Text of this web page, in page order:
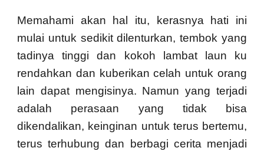
Memahami akan hal itu, kerasnya hati ini
mulai untuk sedikit dilenturkan, tembok yang
tadinya tinggi dan kokoh lambat laun ku
rendahkan dan kuberikan celah untuk orang
lain dapat mengisinya. Namun yang terjadi
adalah perasaan yang tidak bisa
dikendalikan, keinginan untuk terus bertemu,
terus terhubung dan berbagi cerita menjadi